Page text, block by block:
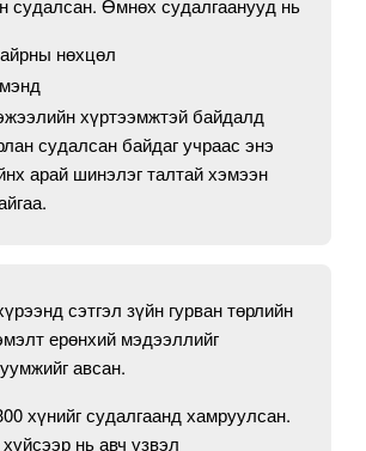
судалсан. Өмнөх судалгаанууд нь
нөхцөл
хүртээмжтэй байдалд
судалсан байдаг учраас энэ
арай шинэлэг талтай хэмээн
сэтгэл зүйн гурван төрлийн
ерөнхий мэдээллийг
авсан.
хүнийг судалгаанд хамруулсан.
нь авч үзвэл